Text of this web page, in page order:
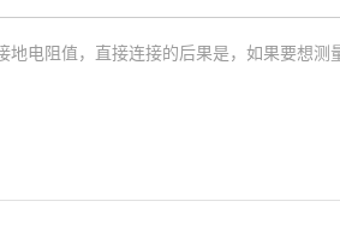
地电阻值，直接连接的后果是，如果要想测